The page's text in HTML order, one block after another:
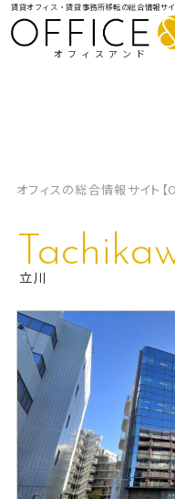
オフィスアンド
賃貸オフィス・賃貸事務所移転の総合情報サ
レンタルオフィス
オフィス相場情報
オフィス移転事例
オフィス移転関連
オフィスの総合情報サイト【
立川